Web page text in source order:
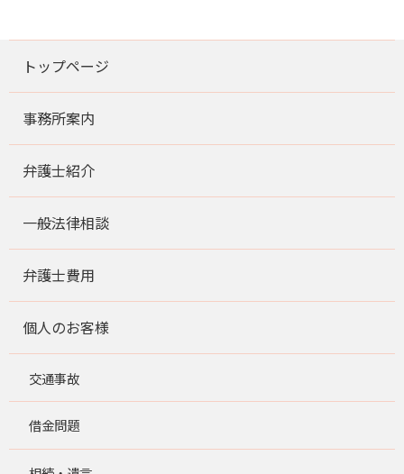
トップページ
事務所案内
弁護士紹介
一般法律相談
弁護士費用
個人のお客様
交通事故
借金問題